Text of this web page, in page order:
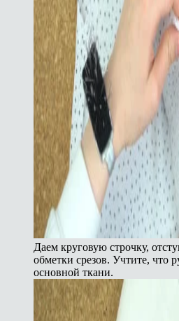
Даем круговую строчку,
обметки срезов. Учтите, что
основной ткани.